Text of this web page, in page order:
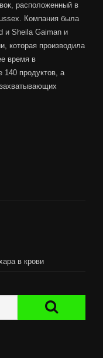
расположенный в
Компания была
и Sheila Gaiman и
которая производила
время в
140 продуктов, а
в крови